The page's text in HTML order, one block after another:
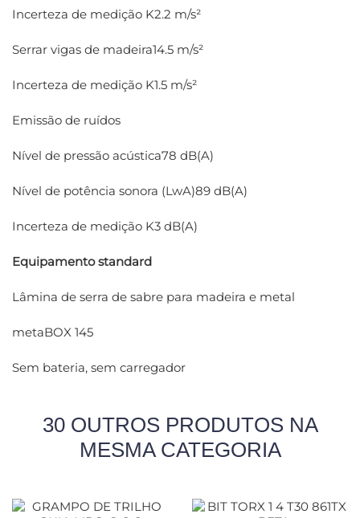
Incerteza de medição K2.2 m/s²
Serrar vigas de madeira14.5 m/s²
Incerteza de medição K1.5 m/s²
Emissão de ruídos
Nível de pressão acústica78 dB(A)
Nível de potência sonora (LwA)89 dB(A)
Incerteza de medição K3 dB(A)
Equipamento standard
Lâmina de serra de sabre para madeira e metal
metaBOX 145
Sem bateria, sem carregador
30 OUTROS PRODUTOS NA
MESMA CATEGORIA